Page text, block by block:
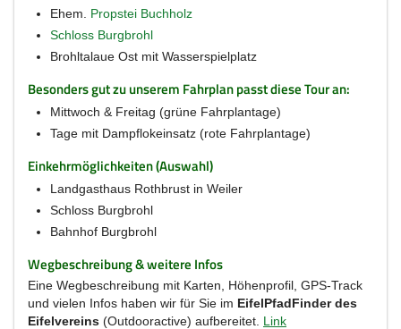
Ehem. Propstei Buchholz
Schloss Burgbrohl
Brohltalaue Ost mit Wasserspielplatz
Besonders gut zu unserem Fahrplan passt diese Tour an:
Mittwoch & Freitag (grüne Fahrplantage)
Tage mit Dampflokeinsatz (rote Fahrplantage)
Einkehrmöglichkeiten (Auswahl)
Landgasthaus Rothbrust in Weiler
Schloss Burgbrohl
Bahnhof Burgbrohl
Wegbeschreibung & weitere Infos
Eine Wegbeschreibung mit Karten, Höhenprofil, GPS-Track
und vielen Infos haben wir für Sie im EifelPfadFinder des
Eifelvereins (Outdooractive) aufbereitet. Link